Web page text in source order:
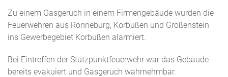
Zu einem Gasgeruch in einem Firmengebäude wurden die
Feuerwehren aus Ronneburg, Korbußen und Großenstein
ins Gewerbegebiet Korbußen alarmiert.
Bei Eintreffen der Stützpunktfeuerwehr war das Gebäude
bereits evakuiert und Gasgeruch wahrnehmbar.